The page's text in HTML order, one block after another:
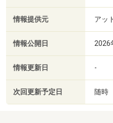
情報提供元 アッ
情報公開日 2026
情報更新日 -
次回更新予定日 随時